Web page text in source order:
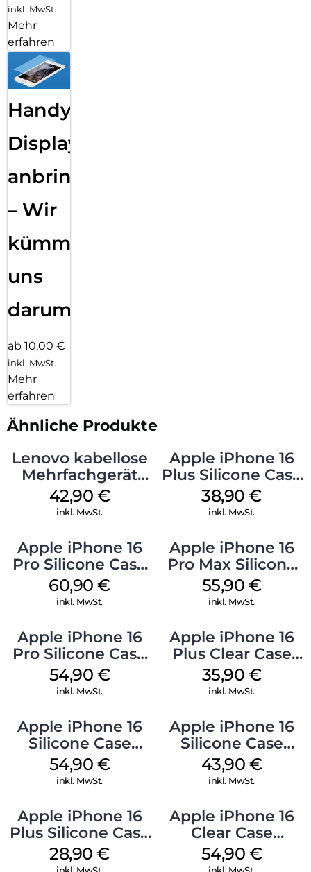
inkl. MwSt.
Mehr
erfahren
Handy
Displayfolie
anbringen
– Wir
kümmern
uns
darum!
ab 10,00 €
inkl. MwSt.
Mehr
erfahren
Ähnliche Produkte
Lenovo kabellose
Mehrfachgerät
Luna Grey
42,90 €
inkl. MwSt.
Apple iPhone 16
Plus Silicone Case
MagSafe Denim
38,90€
inkl. MwSt.
Apple iPhone 16
Pro Silicone Case
MagSafe Stone
Gray
60,90€
inkl. MwSt.
Apple iPhone 16
Pro Max Silicone
Case MagSafe
Stone Gray
55,90 €
inkl. MwSt.
Apple iPhone 16
Pro Silicone Case
MagSafe Black
54,90 €
inkl. MwSt.
Apple iPhone 16
Plus Clear Case
MagSafe
Transparent
35,90 €
inkl. MwSt.
Apple iPhone 16
Silicone Case
MagSafe Lake
Green
54,90 €
inkl. MwSt.
Apple iPhone 16
Silicone Case
MagSafe Plum
43,90 €
inkl. MwSt.
Apple iPhone 16
Plus Silicone Case
MagSafe Black
28,90€
Apple iPhone 16
Clear Case
MagSafe
Transparent
54,90 €